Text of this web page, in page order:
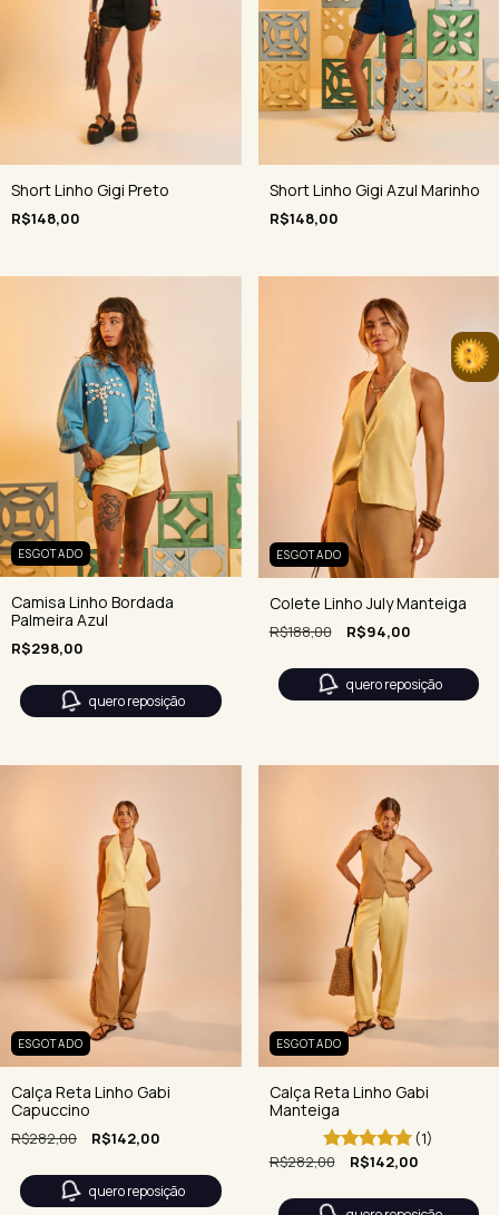
Short Linho Gigi Preto
R$148,00
Short Linho Gigi Azul Marinho
R$148,00
ESGOTADO
Camisa Linho Bordada
Palmeira Azul
R$298,00
quero reposição
ESGOTADO
Colete Linho July Manteiga
R$188,00 R$94,00
quero reposição
ESGOTADO
Calça Reta Linho Gabi
Capuccino
R$282,00 R$142,00
quero reposição
ESGOTADO
Calça Reta Linho Gabi
Manteiga
(1)
R$282,00
R$142,00